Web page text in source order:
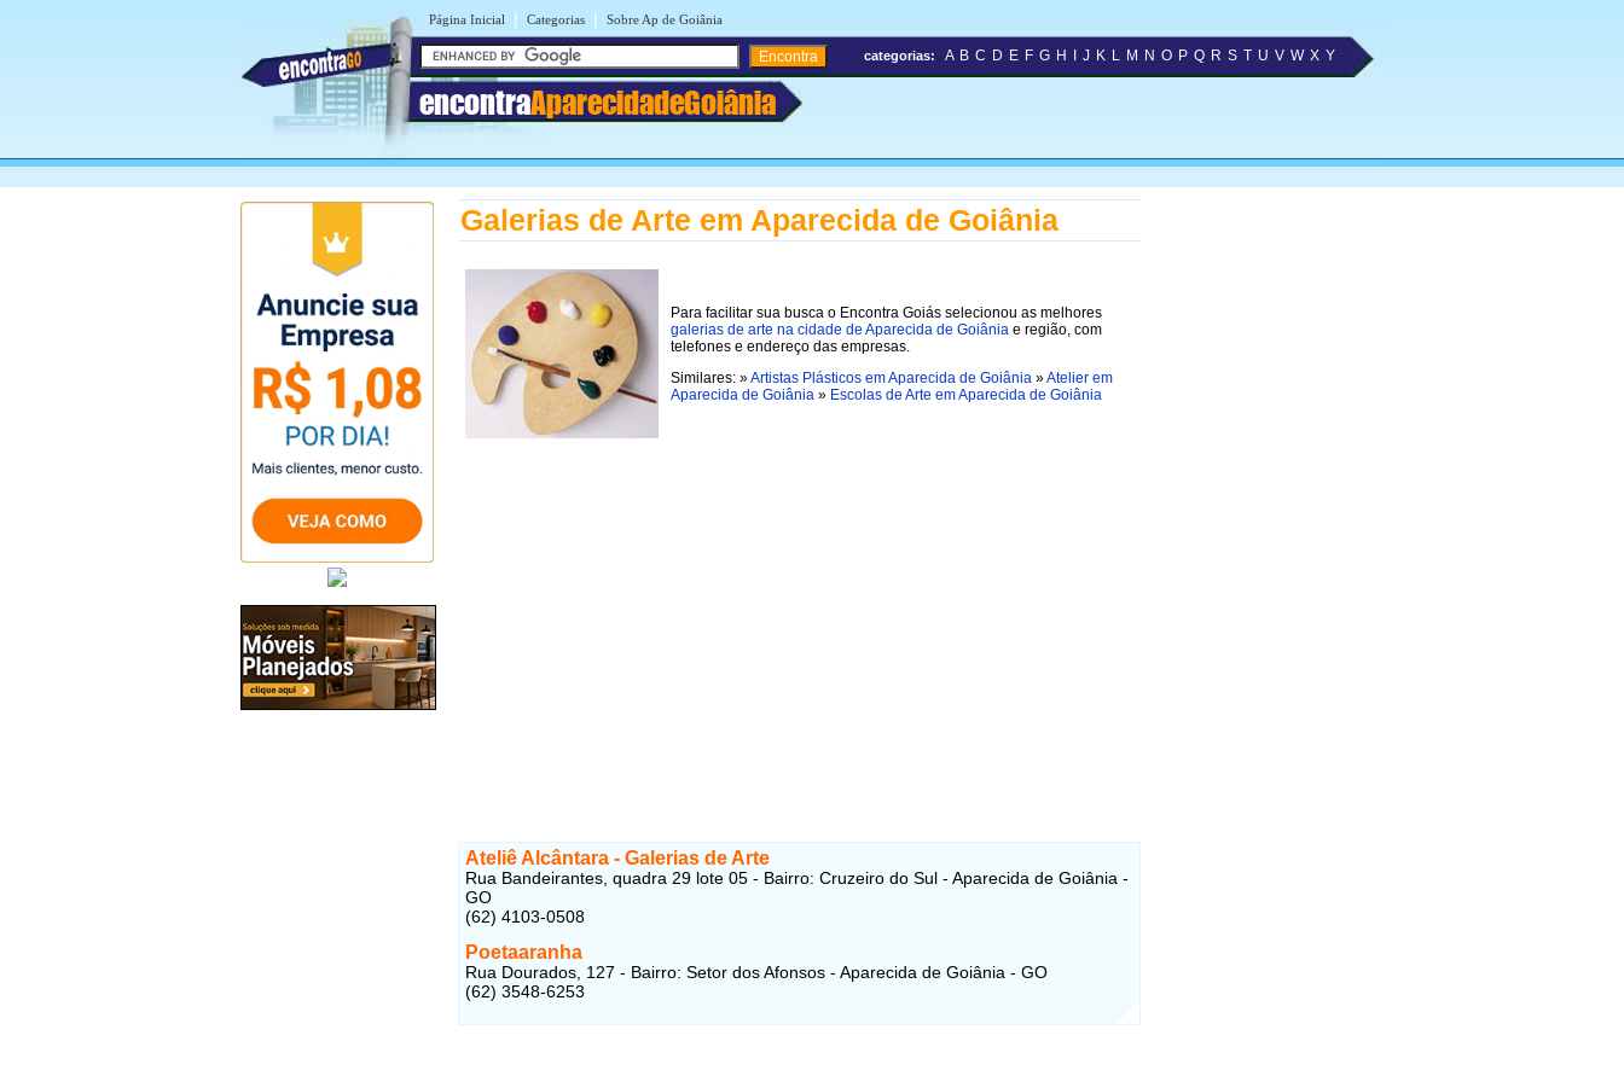
Página Inicial | Categorias | Sobre Ap de Goiânia
encontraAparecidadeGoiânia
categorias: A B C D E F G H J K L M N O P Q R S T U V W X Y
Galerias de Arte em Aparecida de Goiânia
Para facilitar sua busca o Encontra Goiás selecionou as melhores
galerias de arte na cidade de Aparecida de Goiânia e região, com
telefones e endereço das empresas.
Similares: »Artistas Plásticos em Aparecida de Goiânia »Atelier em
Aparecida de Goiânia » Escolas de Arte em Aparecida de Goiânia
Ateliê Alcântara - Galerias de Arte
Rua Bandeirantes, quadra 29 lote 05 - Bairro: Cruzeiro do Sul - Aparecida de Goiânia -
GO
(62) 4103-0508
Poetaaranha
Rua Dourados, 127 - Bairro: Setor dos Afonsos - Aparecida de Goiânia - GO
(62) 3548-6253